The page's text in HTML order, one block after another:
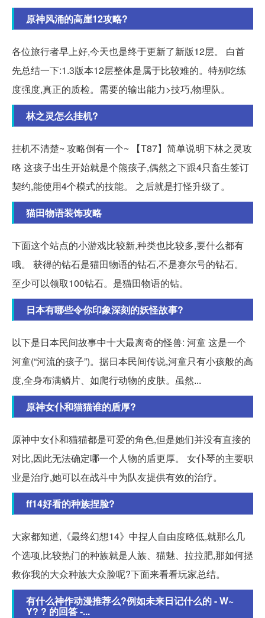
原神风涌的高崖12攻略?
各位旅行者早上好,今天也是终于更新了新版12层。 白首
先总结一下:1.3版本12层整体是属于比较难的。特别吃练
度强度,真正的质检。需要的输出能力>技巧,物理队。
林之灵怎么挂机?
挂机不清楚~ 攻略倒有一个~ 【T87】简单说明下林之灵攻
略 这孩子出生开始就是个熊孩子,偶然之下跟4只畜生签订
契约,能使用4个模式的技能。 之后就是打怪升级了。
猫田物语装饰攻略
下面这个站点的小游戏比较新,种类也比较多,要什么都有
哦。 获得的钻石是猫田物语的钻石,不是赛尔号的钻石。
至少可以领取100钻石。是猫田物语的钻。
日本有哪些令你印象深刻的妖怪故事?
以下是日本民间故事中十大最离奇的怪兽: 河童 这是一个
河童(“河流的孩子”)。据日本民间传说,河童只有小孩般的高
度,全身布满鳞片、如爬行动物的皮肤。虽然...
原神女仆和猫猫谁的盾厚?
原神中女仆和猫猫都是可爱的角色,但是她们并没有直接的
对比,因此无法确定哪一个人物的盾更厚。 女仆琴的主要职
业是治疗,她可以在战斗中为队友提供有效的治疗。
ff14好看的种族捏脸?
大家都知道,《最终幻想14》中捏人自由度略低,就那么几
个选项,比较热门的种族就是人族、猫魅、拉拉肥,那如何拯
救你我的大众种族大众脸呢?下面来看看玩家总结。
有什么神作动漫推荐么?例如未来日记什么的 - W~
Y? ? 的回答 -...